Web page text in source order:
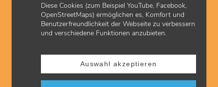
Diese Cookies (zum Beispiel YouTube, Facebook,
OpenStreetMaps) ermöglichen es, Komfort und
Benutzerfreundlichkeit der Webseite zu verbessern
und verschiedene Funktionen anzubieten.
Auswahl akzeptieren
Gele-Liste | pdf | 475 KB
Abrechnung
Schon gesehen? Die KVH informiert ihre Mitglieder auch
über dieAbrechnung von Kassenleistungen
in hessischen